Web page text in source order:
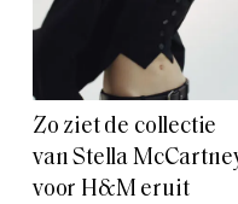
Zo ziet de collectie
van Stella
voor H&M eruit